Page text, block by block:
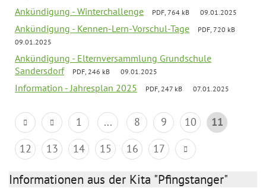
Ankündigung - Winterchallenge PDF, 764 kB 09.01.2025
Ankündigung - Kennen-Lern-Vorschul-Tage
PDF, 720 kB
09.01.2025
Ankündigung - Elternversammlung Grundschule
Sandersdorf
PDF, 246 kB 09.01.2025
Information - Jahresplan 2025 PDF, 247 kB 07.01.2025
1 ... 8 9 10
11
12
13 14 15 16 17
Informationen aus der Kita "Pfingstanger"